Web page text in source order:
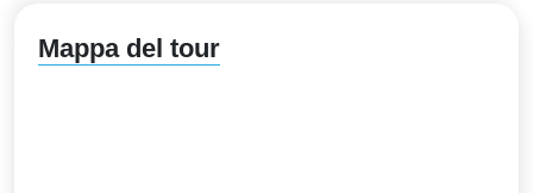
Mappa del tour